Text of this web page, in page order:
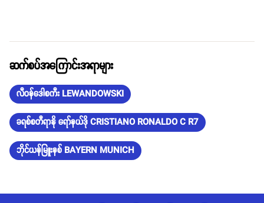
ဆက်စပ်အကြောင်းအရာများ
လီဝန်ဒေါစကီး LEWANDOWSKI
ခရစ်စတီရာနို ရော်နယ်ဒို CRISTIANO RONALDO C R7
ဘိုင်ယန်မြူးနစ် BAYERN MUNICH